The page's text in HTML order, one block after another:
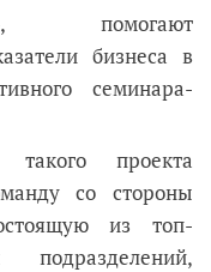
помогают
бизнеса в
семинара-
проекта
со стороны
из топ-
подразделений,